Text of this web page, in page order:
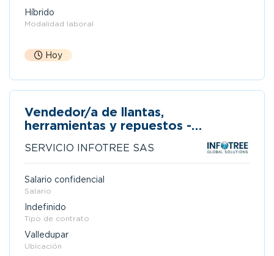
Híbrido
Modalidad laboral
Hoy
Vendedor/a de llantas,
herramientas y repuestos -
SERVICIO INFOTREE SAS
Salario confidencial
Salario
Indefinido
Tipo de contrato
Valledupar
Ubicación